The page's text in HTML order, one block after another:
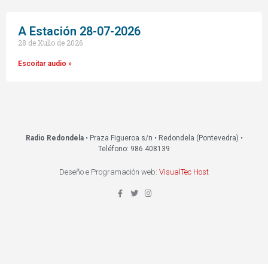
A Estación 28-07-2026
28 de Xullo de 2026
Escoitar audio »
Radio Redondela• Praza Figueroa s/n • Redondela (Pontevedra) •
Teléfono: 986 408139
Deseño e Programación web: VisualTec Host